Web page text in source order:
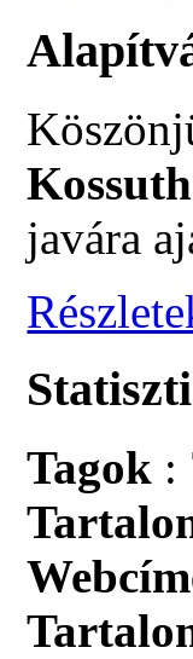
javára
Tagok :